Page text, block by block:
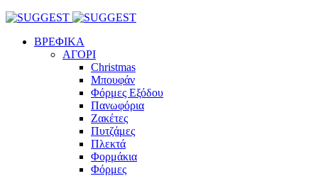
ΒΡΕΦΙΚΑ
ΑΓΟΡΙ
Christmas
Μπουφάν
Φόρμες Εξόδου
Πανωφόρια
Ζακέτες
Πυτζάμες
Πλεκτά
Φορμάκια
Φόρμες